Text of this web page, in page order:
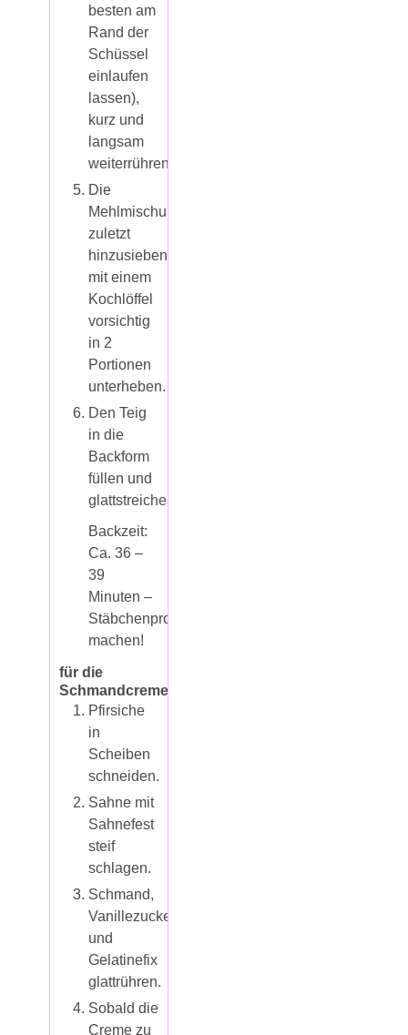
besten am
Rand der
Schüssel
einlaufen
lassen),
kurz und
langsam
weiterrühren.
Die
Mehlmischung
zuletzt
hinzusieben,
mit einem
Kochlöffel
vorsichtig
in 2
Portionen
unterheben.
Den Teig
in die
Backform
füllen und
glattstreichen.
Backzeit:
Ca. 36 –
39
Minuten –
Stäbchenprobe
machen!
für die
Schmandcreme
Pfirsiche
in
Scheiben
schneiden.
Sahne mit
Sahnefest
steif
schlagen.
Schmand,
Vanillezucker
und
Gelatinefix
glattrühren.
Sobald die
Creme zu